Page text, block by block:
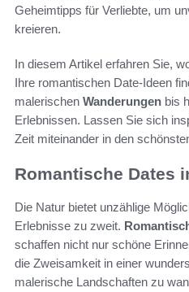
Geheimtipps für Verliebte, um
kreieren.
In diesem Artikel erfahren Sie,
Ihre romantischen Date-Ideen
malerischen Wanderungen bis
Erlebnissen. Lassen Sie sich
Zeit miteinander in den
Romantische Dates
Die Natur bietet unzählige
Erlebnisse zu zweit.
schaffen nicht nur schöne
die Zweisamkeit in einer
malerische Landschaften zu